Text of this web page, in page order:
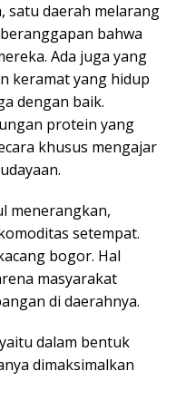
satu daerah melarang
bahwa
Ada juga yang
keramat yang hidup
dengan baik.
protein yang
khusus mengajar
menerangkan,
setempat.
bogor. Hal
masyarakat
di daerahnya.
dalam bentuk
dimaksimalkan